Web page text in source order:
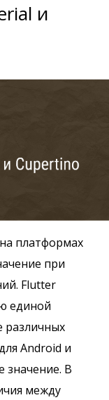
и
платформах
при
Flutter
единой
различных
Android и
значение. В
между